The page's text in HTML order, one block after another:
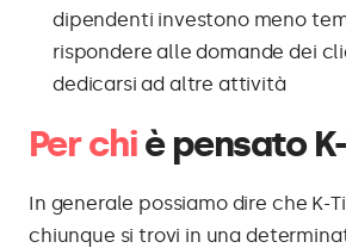
dipendenti investono meno
rispondere alle domande dei
dedicarsi ad altre attività
Per chiè pensato
In generale possiamo dire che K-
chiunque si trovi in una